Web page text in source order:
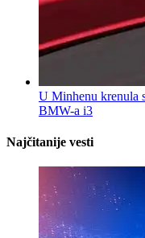
U Minhenu krenula
BMW-a i3
Najčitanije vesti